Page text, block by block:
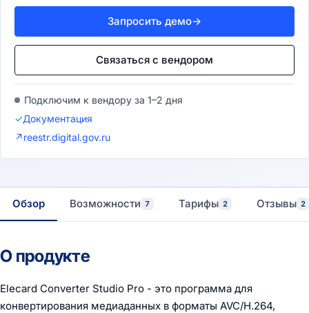
Запросить демо→
Связаться с вендором
Подключим к вендору за 1–2 дня
✓Документация
↗reestr.digital.gov.ru
Обзор Возможности 7 Тарифы 2 Отзывы 2
О продукте
Elecard Converter Studio Pro - это программа для
конвертирования медиаданных в форматы AVC/H.264,